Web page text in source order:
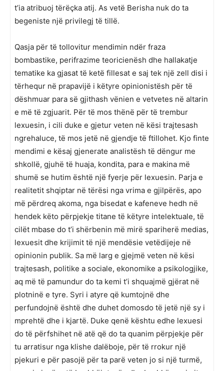
t’ia atribuoj tërëçka atij. As vetë Berisha nuk do ta
begeniste një privilegj të tillë.
Qasja për të tollovitur mendimin ndër fraza
bombastike, perifrazime teoricienësh dhe hallakatje
tematike ka gjasat të ketë fillesat e saj tek një zell disi i
tërhequr në prapavijë i këtyre opinionistësh për të
dëshmuar para së gjithash vënien e vetvetes në altarin
e më të zgjuarit. Për të mos thënë për të trembur
lexuesin, i cili duke e gjetur veten në kësi trajtesash
ngrehaluce, të mos jetë në gjendje të ftillohet. Kjo finte
mendimi e kësaj gjenerate analistësh të dëngur me
shkollë, gjuhë të huaja, kondita, para e makina më
shumë se hutim është një fyerje për lexuesin. Parja e
realitetit shqiptar në tërësi nga vrima e gjilpërës, apo
më përdreq akoma, nga bisedat e kafeneve hedh në
hendek këto përpjekje titane të këtyre intelektuale, të
cilët mbase do t’i shërbenin më mirë spariherë medias,
lexuesit dhe krijimit të një mendësie vetëdijeje në
opinionin publik. Sa më larg e gjejmë veten në kësi
trajtesash, politike a sociale, ekonomike a psikologjike,
aq më të pamundur do ta kemi t’i shquajmë gjërat në
plotninë e tyre. Syri i atyre që kumtojnë dhe
perfundojnë është dhe duhet domosdo të jetë një sy i
mprehtë dhe i kjartë. Duke qenë kështu edhe lexuesi
do të përfshihet në atë që do ta quanim përpjekje për
tu arratisur nga klishe dalëboje, për të rrokur një
pjekuri e për pasojë për ta parë veten jo si një turmë,